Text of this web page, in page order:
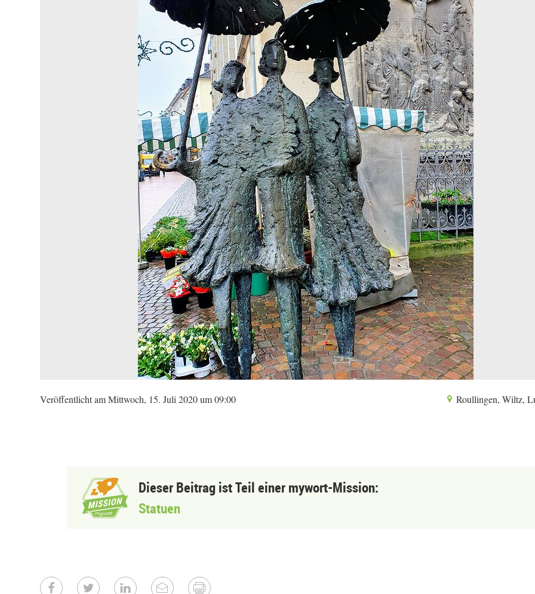
Veröffentlicht am Mittwoch, 15. Juli 2020 um 09:00 Roullingen, Wiltz,
Dieser Beitrag ist Teil einer mywort-Mission:
Statuen